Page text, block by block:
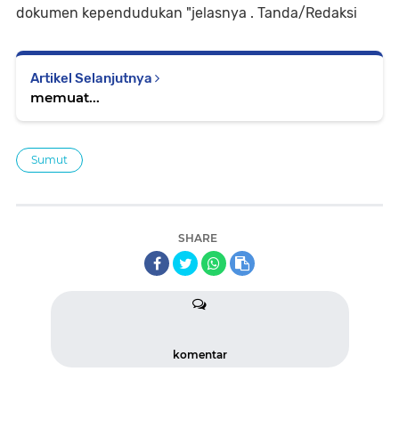
dokumen kependudukan "jelasnya . Tanda/Redaksi
Artikel Selanjutnya
memuat...
Sumut
SHARE
komentar